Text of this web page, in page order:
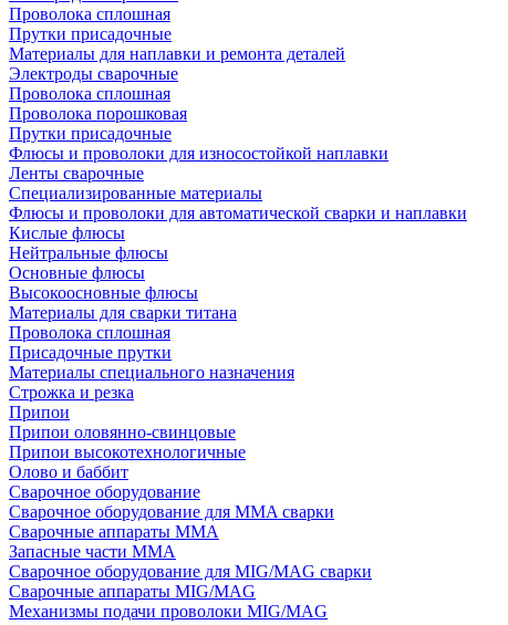
Проволока сплошная
Прутки присадочные
Материалы для наплавки и ремонта деталей
Электроды сварочные
Проволока сплошная
Проволока порошковая
Прутки присадочные
Флюсы и проволоки для износостойкой наплавки
Ленты сварочные
Специализированные материалы
Флюсы и проволоки для автоматической сварки и наплавки
Кислые флюсы
Нейтральные флюсы
Основные флюсы
Высокоосновные флюсы
Материалы для сварки титана
Проволока сплошная
Присадочные прутки
Материалы специального назначения
Строжка и резка
Припои
Припои оловянно-свинцовые
Припои высокотехнологичные
Олово и баббит
Сварочное оборудование
Сварочное оборудование для MMA сварки
Сварочные аппараты MMA
Запасные части MMA
Сварочное оборудование для MIG/MAG сварки
Сварочные аппараты MIG/MAG
Механизмы подачи проволоки MIG/MAG